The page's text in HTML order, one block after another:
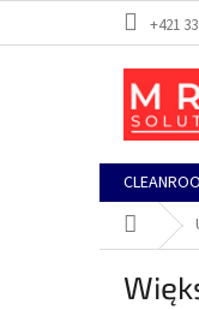
+421
Home